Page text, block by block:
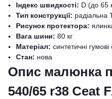
Індекс швидкості: D (до 65
Тип конструкції: радіальна
Рисунок протектора:
Вага шини: 80 кг
Матеріал: синтетичні гумові
Стан: нова
Опис малюнка
540/65 r38 Ceat